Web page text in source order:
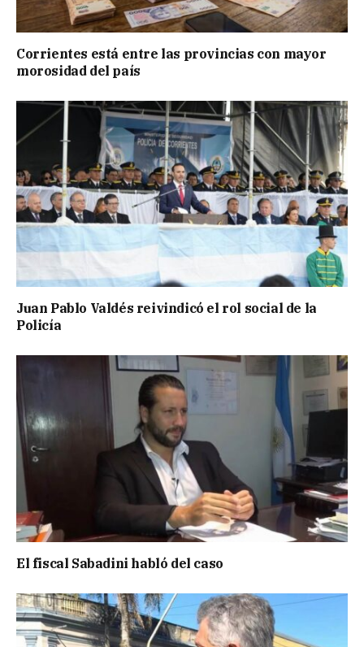
Corrientes está entre las provincias con mayor
morosidad del país
Juan Pablo Valdés reivindicó el rol social de la
Policía
El fiscal Sabadini habló del caso